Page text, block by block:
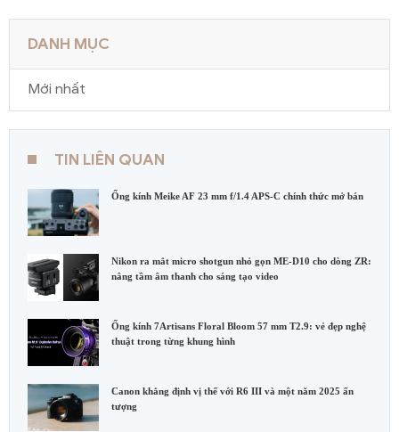
DANH MỤC
Mới nhất
TIN LIÊN QUAN
Ống kính Meike AF 23 mm f/1.4 APS-C chính thức mở bán
Nikon ra mắt micro shotgun nhỏ gọn ME-D10 cho dòng ZR:
nâng tầm âm thanh cho sáng tạo video
Ống kính 7Artisans Floral Bloom 57 mm T2.9: vẻ đẹp nghệ
thuật trong từng khung hình
Canon khẳng định vị thế với R6 III và một năm 2025 ấn
tượng